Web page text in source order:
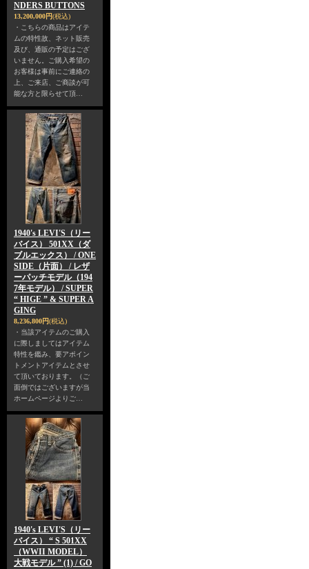
NDERS BUTTONS
13,200,000円(税込)
・こちらの商品はアイテ
ムの特性故、ネット販売
及び、通販の予定はござ
いません。ご購入希望の
お客様は事前にご連絡の
上、ご来店、ご商談が可
能な方と限らせて頂…
1940's LEVI'S（リー
バイス） 501XX（ダ
ブルエックス） / ONE
SIDE（片面） / レザ
ーパッチモデル（194
7年モデル） / SUPER
“ HIGE ” & SUPER A
GING
8,236,800円(税込)
・当該アイテムのご購入
に際しましてはアイテム
特性を鑑み、要アポイン
トメントアイテムとさせ
て頂いております。（ご
面倒ではございますが当
ホームページよりご…
1940's LEVI'S（リー
バイス） “ S 501XX
（WWII MODEL）
大戦モデル ” (1) / GO